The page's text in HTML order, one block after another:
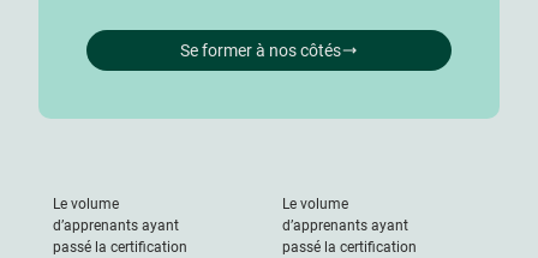
Se former à nos côtés
Le volume
d’apprenants ayant
passé la certification
Le volume
d’apprenants ayant
passé la certification